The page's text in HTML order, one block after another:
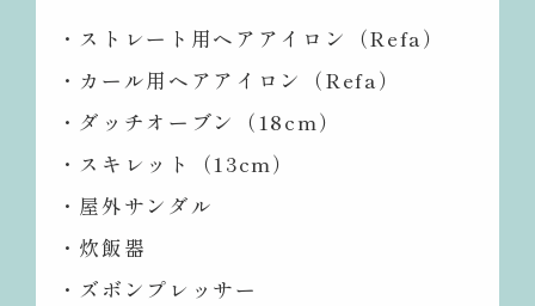
・ストレート用ヘアアイロン（Refa）
・カール用ヘアアイロン（Refa）
・ダッチオーブン（18cm）
・スキレット（13cm）
・屋外サンダル
・炊飯器
・ズボンプレッサー